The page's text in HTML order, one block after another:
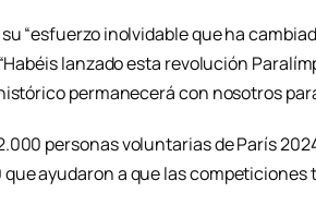
“esfuerzo inolvidable que ha
lanzado esta revolución
permanecerá con nosotros
personas voluntarias de París
ayudaron a que las